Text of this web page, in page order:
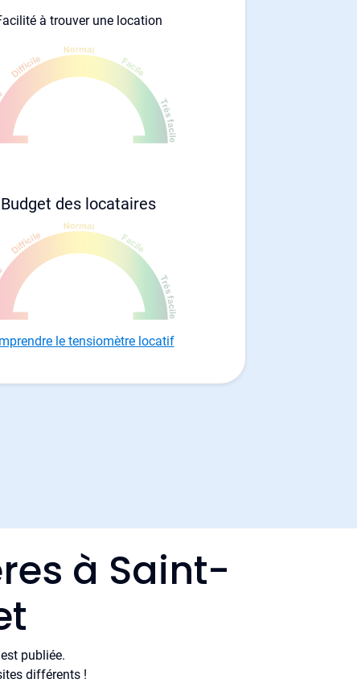
à trouver une location
Budget des locataires
le tensiomètre locatif
à Saint-
publiée.
différents !